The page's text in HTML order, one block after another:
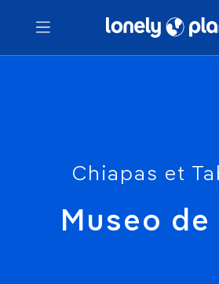
Menu
Chiapas et
Museo